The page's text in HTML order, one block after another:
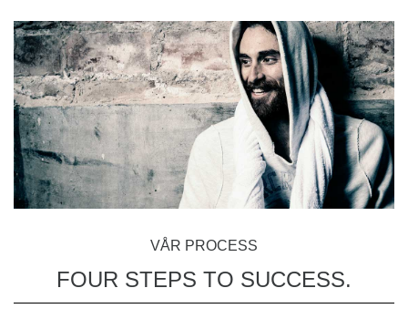
VÅR PROCESS
FOUR STEPS TO SUCCESS.